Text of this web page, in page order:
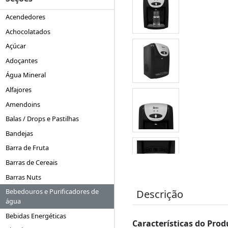
Acendedores
Achocolatados
Açúcar
Adoçantes
Água Mineral
Alfajores
Amendoins
Balas / Drops e Pastilhas
Bandejas
Barra de Fruta
Barras de Cereais
Barras Nuts
Bebedouros e Purificadores de
água
Bebidas Energéticas
Descrição
Características do